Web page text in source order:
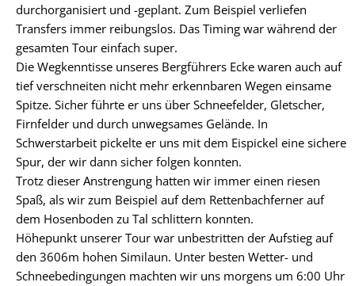
durchorganisiert und -geplant. Zum Beispiel verliefen
Transfers immer reibungslos. Das Timing war während der
gesamten Tour einfach super.
Die Wegkenntisse unseres Bergführers Ecke waren auch auf
tief verschneiten nicht mehr erkennbaren Wegen einsame
Spitze. Sicher führte er uns über Schneefelder, Gletscher,
Firnfelder und durch unwegsames Gelände. In
Schwerstarbeit pickelte er uns mit dem Eispickel eine sichere
Spur, der wir dann sicher folgen konnten.
Trotz dieser Anstrengung hatten wir immer einen riesen
Spaß, als wir zum Beispiel auf dem Rettenbachferner auf
dem Hosenboden zu Tal schlittern konnten.
Höhepunkt unserer Tour war unbestritten der Aufstieg auf
den 3606m hohen Similaun. Unter besten Wetter- und
Schneebedingungen machten wir uns morgens um 6:00 Uhr